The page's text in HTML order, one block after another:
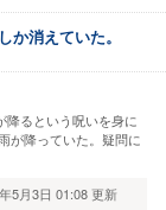
か消えていた。
降るという呪いを身に
が降っていた。疑問に
5月3日 01:08 更新